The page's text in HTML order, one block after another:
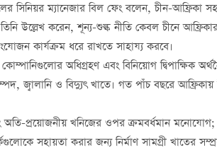
সিনিয়র ম্যানেজার বিল ফেং বলেন, চীন-আফ্রিকা
উল্লেখ করেন, শূন্য-শুল্ক নীতি কেবল চীনে
কার্যক্রম ধরে রাখতে সাহায্য করবে।
অধিগ্রহণ এবং বিনিয়োগ দ্বিপাক্ষিক
জ্বালানি ও বিদ্যুৎ খাতে। গত পাঁচ বছরে
প্রয়োজনীয় খনিজের ওপর ক্রমবর্ধমান মনোযোগ;
সহায়তা করার জন্য নির্মাণ সামগ্রী খাতের